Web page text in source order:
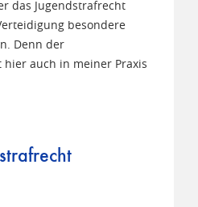
das Jugendstrafrecht
besondere
Denn der
hier auch in meiner Praxis